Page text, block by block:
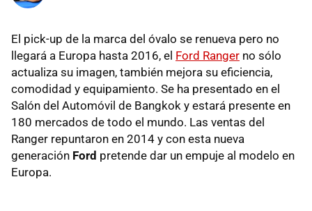
El pick-up de la marca del óvalo se renueva pero no
llegará a Europa hasta 2016, el Ford Ranger no sólo
actualiza su imagen, también mejora su eficiencia,
comodidad y equipamiento. Se ha presentado en el
Salón del Automóvil de Bangkok y estará presente en
180 mercados de todo el mundo. Las ventas del
Ranger repuntaron en 2014 y con esta nueva
generación Ford pretende dar un empuje al modelo en
Europa.